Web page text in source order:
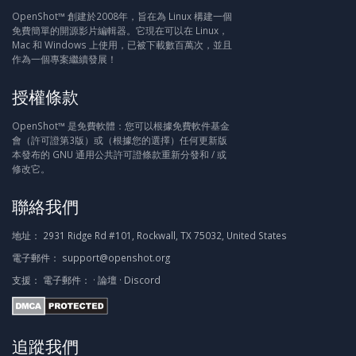
OpenShot™ 創建於2008年，旨在為 Linux 構建一個
免費簡單的開源影片編輯器。它現在可以在 Linux，
Mac 和 Windows 上使用，已被下載數百萬次，並且
作為一個專案繼續發展！
授權條款
OpenShot™ 是免費軟體：您可以根據免費軟件基金
會（許可證第3版）或（根據您的選擇）任何更新版
本發布的 GNU 通用公共許可證條款重新分發和 / 或
修改它。
聯絡我們
地址： 2931 Ridge Rd #101, Rockwall, TX 75032, United States
電子郵件： support@openshot.org
支援： 電子郵件： · 論壇 · Discord
追蹤我們